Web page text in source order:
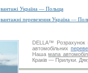
вантажі Україна — Польща
вантажні перевезення Україна —
DELLA™
Розрахунок
автомобільних
Нашамапа
Краків — Прилуки.